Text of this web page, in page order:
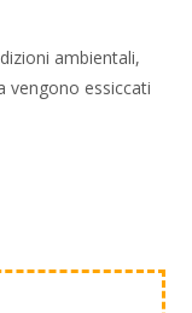
ambientali,
vengono essiccati